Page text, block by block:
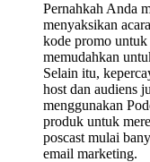
Pernahkah Anda
menyaksikan
kode promo
memudahkan
Selain itu,
host dan audiens
menggunakan
produk untuk
poscast mulai
email marketing.